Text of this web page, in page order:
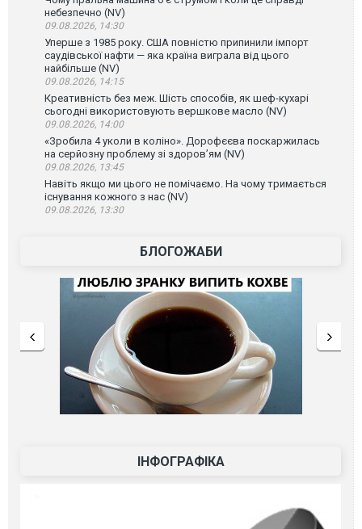
небезпечно (NV)
09.08.2026, 14:30
Уперше з 1985 року. США повністю припинили імпорт
саудівської нафти — яка країна виграла від цього
найбільше (NV)
09.08.2026, 14:15
Креативність без меж. Шість способів, як шеф-кухарі
сьогодні використовують вершкове масло (NV)
09.08.2026, 14:00
«Зробила 4 уколи в коліно». Дорофєєва поскаржилась
на серйозну проблему зі здоров’ям (NV)
09.08.2026, 13:45
Навіть якщо ми цього не помічаємо. На чому тримається
існування кожного з нас (NV)
09.08.2026, 13:30
БЛОГОЖАБИ
ІНФОГРАФІКА